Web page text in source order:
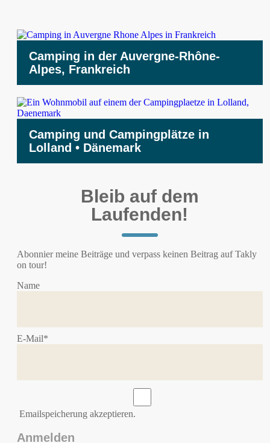
Camping in der Auvergne-Rhône-
Alpes, Frankreich
Camping und Campingplätze in
Lolland • Dänemark
Bleib auf dem
Laufenden!
Abonnier meine Beiträge und verpass keinen Beitrag auf Takly
on tour!
Name
E-Mail*
Emailspeicherung akzeptieren.